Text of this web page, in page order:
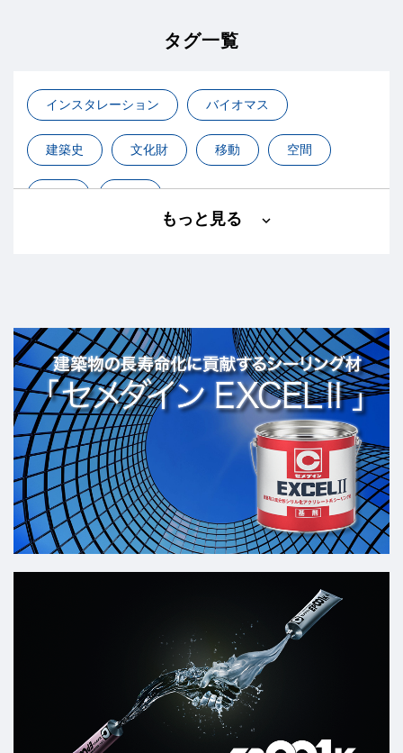
タグ一覧
インスタレーション バイオマス
建築史 文化財 移動 空間
もっと見る